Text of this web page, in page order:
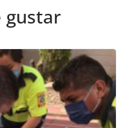
gustar